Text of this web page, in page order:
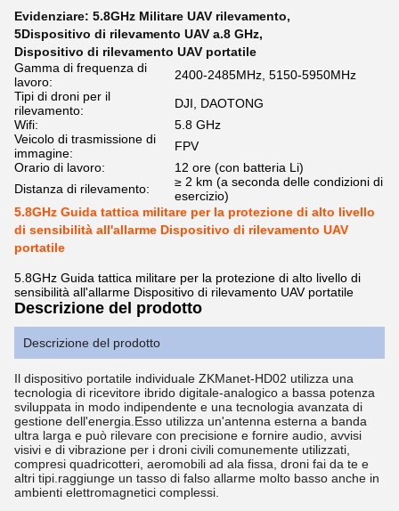
Evidenziare: 5.8GHz Militare UAV rilevamento,
5Dispositivo di rilevamento UAV a.8 GHz,
Dispositivo di rilevamento UAV portatile
Gamma di frequenza di
lavoro:
2400-2485MHz, 5150-5950MHz
Tipi di droni per il
rilevamento:
DJI, DAOTONG
Wifi:
5.8 GHz
Veicolo di trasmissione di
immagine:
FPV
Orario di lavoro:
12 ore (con batteria Li)
Distanza di rilevamento:
≥ 2 km (a seconda delle condizioni di
esercizio)
5.8GHz Guida tattica militare per la protezione di alto livello
di sensibilità all'allarme Dispositivo di rilevamento UAV
portatile
5.8GHz Guida tattica militare per la protezione di alto livello di
sensibilità all'allarme Dispositivo di rilevamento UAV portatile
Descrizione del prodotto
Descrizione del prodotto
Il dispositivo portatile individuale ZKManet-HD02 utilizza una
tecnologia di ricevitore ibrido digitale-analogico a bassa potenza
sviluppata in modo indipendente e una tecnologia avanzata di
gestione dell'energia.Esso utilizza un'antenna esterna a banda
ultra larga e può rilevare con precisione e fornire audio, avvisi
visivi e di vibrazione per i droni civili comunemente utilizzati,
compresi quadricotteri, aeromobili ad ala fissa, droni fai da te e
altri tipi.raggiunge un tasso di falso allarme molto basso anche in
ambienti elettromagnetici complessi.